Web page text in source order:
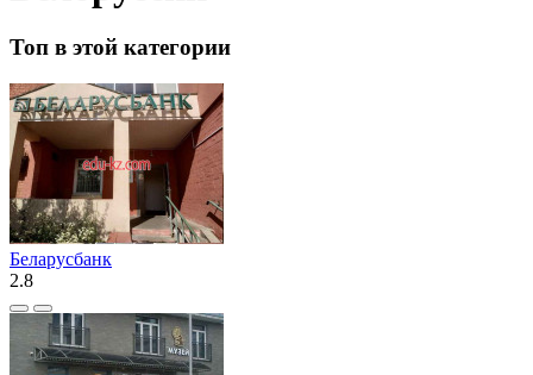
Топ в этой категории
Беларусбанк
2.8